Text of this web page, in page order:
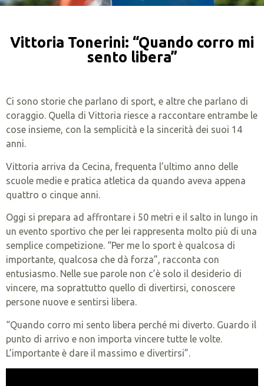
Vittoria Tonerini: “Quando corro mi
sento libera”
Ci sono storie che parlano di sport, e altre che parlano di
coraggio. Quella di Vittoria riesce a raccontare entrambe le
cose insieme, con la semplicità e la sincerità dei suoi 14
anni.
Vittoria arriva da Cecina, frequenta l’ultimo anno delle
scuole medie e pratica atletica da quando aveva appena
quattro o cinque anni.
Oggi si prepara ad affrontare i 50 metri e il salto in lungo in
un evento sportivo che per lei rappresenta molto più di una
semplice competizione. “Per me lo sport è qualcosa di
importante, qualcosa che dà forza”, racconta con
entusiasmo. Nelle sue parole non c’è solo il desiderio di
vincere, ma soprattutto quello di divertirsi, conoscere
persone nuove e sentirsi libera.
“Quando corro mi sento libera perché mi diverto. Guardo il
punto di arrivo e non importa vincere tutte le volte.
L’importante è dare il massimo e divertirsi”.